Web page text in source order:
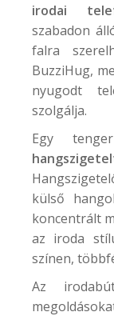
irodai
szabadon
falra
BuzziHug,
nyugodt
szolgálja.
Egy
külső
koncentrált
az iroda
színen,
Az